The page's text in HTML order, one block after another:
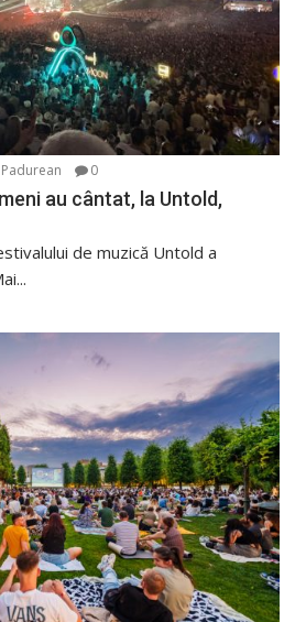
0
au cântat, la Untold,
de muzică Untold a